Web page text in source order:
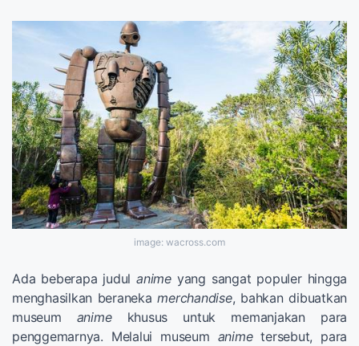
image: wacross.com
Ada beberapa judul animeyang sangat populer hingga
menghasilkan beranekamerchandise, bahkan dibuatkan
museum animekhusus untuk memanjakan para
penggemarnya. Melalui museum animetersebut, para